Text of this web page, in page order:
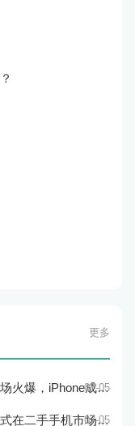
更多
成为最受欢迎的品牌07-05
机市场的应用和探索07-05